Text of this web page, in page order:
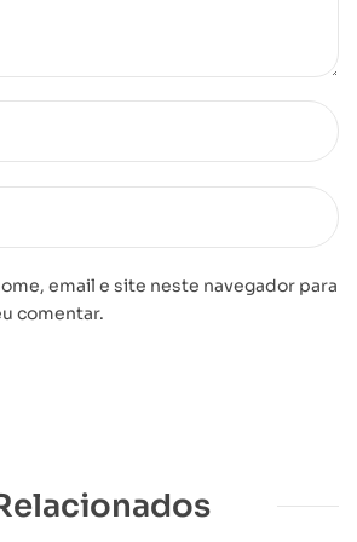
email e site neste navegador para
comentar.